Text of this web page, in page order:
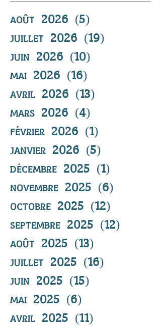
août 2026 (5)
juillet 2026 (19)
juin 2026 (10)
mai 2026 (16)
avril 2026 (13)
mars 2026 (4)
février 2026 (1)
janvier 2026 (5)
décembre 2025 (1)
novembre 2025 (6)
octobre 2025 (12)
septembre 2025 (12)
août 2025 (13)
juillet 2025 (16)
juin 2025 (15)
mai 2025 (6)
avril 2025 (11)